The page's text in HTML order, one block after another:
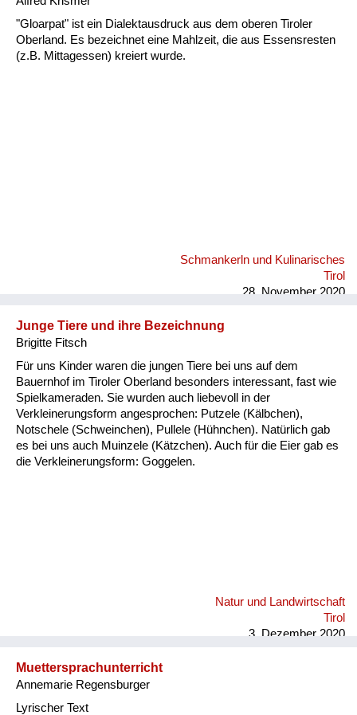
"Gloarpat" ist ein Dialektausdruck aus dem oberen Tiroler
Oberland. Es bezeichnet eine Mahlzeit, die aus Essensresten
(z.B. Mittagessen) kreiert wurde.
Schmankerln und Kulinarisches
Tirol
28. November 2020
Junge Tiere und ihre Bezeichnung
Brigitte Fitsch
Für uns Kinder waren die jungen Tiere bei uns auf dem
Bauernhof im Tiroler Oberland besonders interessant, fast wie
Spielkameraden. Sie wurden auch liebevoll in der
Verkleinerungsform angesprochen: Putzele (Kälbchen),
Notschele (Schweinchen), Pullele (Hühnchen). Natürlich gab
es bei uns auch Muinzele (Kätzchen). Auch für die Eier gab es
die Verkleinerungsform: Goggelen.
Natur und Landwirtschaft
Tirol
3. Dezember 2020
Muettersprachunterricht
Annemarie Regensburger
Lyrischer Text